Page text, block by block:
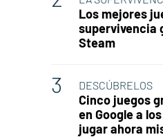
Los mejores
supervivencia
Steam
DESCÚBRELOS
Cinco juegos
en Google a
jugar ahora